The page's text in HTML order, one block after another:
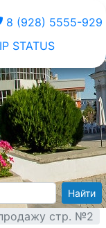
8 (928) 5555-929
STATUS
Найти
стр. №2